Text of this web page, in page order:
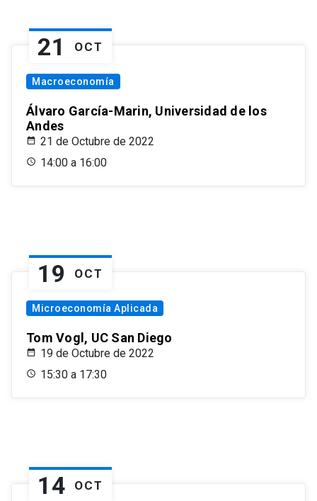
21 OCT
Macroeconomía
Álvaro García-Marin, Universidad de los
Andes
21 de Octubre de 2022
14:00 a 16:00
19 OCT
Microeconomía Aplicada
Tom Vogl, UC San Diego
19 de Octubre de 2022
15:30 a 17:30
14 OCT